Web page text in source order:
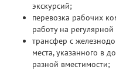
экскурсий;
перевозка рабочих
работу на регулярной
трансфер с
места, указанного в
разной вместимости;